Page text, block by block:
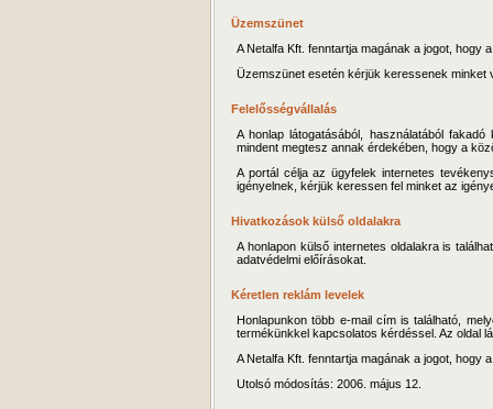
Üzemszünet
A Netalfa Kft. fenntartja magának a jogot, hogy
Üzemszünet esetén kérjük keressenek minket
Felelősségvállalás
A honlap látogatásából, használatából
mindent megtesz annak érdekében, hogy a
A portál célja az ügyfelek internetes
igényelnek, kérjük keressen fel minket az
Hivatkozások külső oldalakra
A honlapon külső internetes oldalakra is
adatvédelmi előírásokat.
Kéretlen reklám levelek
Honlapunkon több e-mail cím is található,
termékünkkel kapcsolatos kérdéssel. Az oldal
A Netalfa Kft. fenntartja magának a jogot, hogy
Utolsó módosítás: 2006. május 12.